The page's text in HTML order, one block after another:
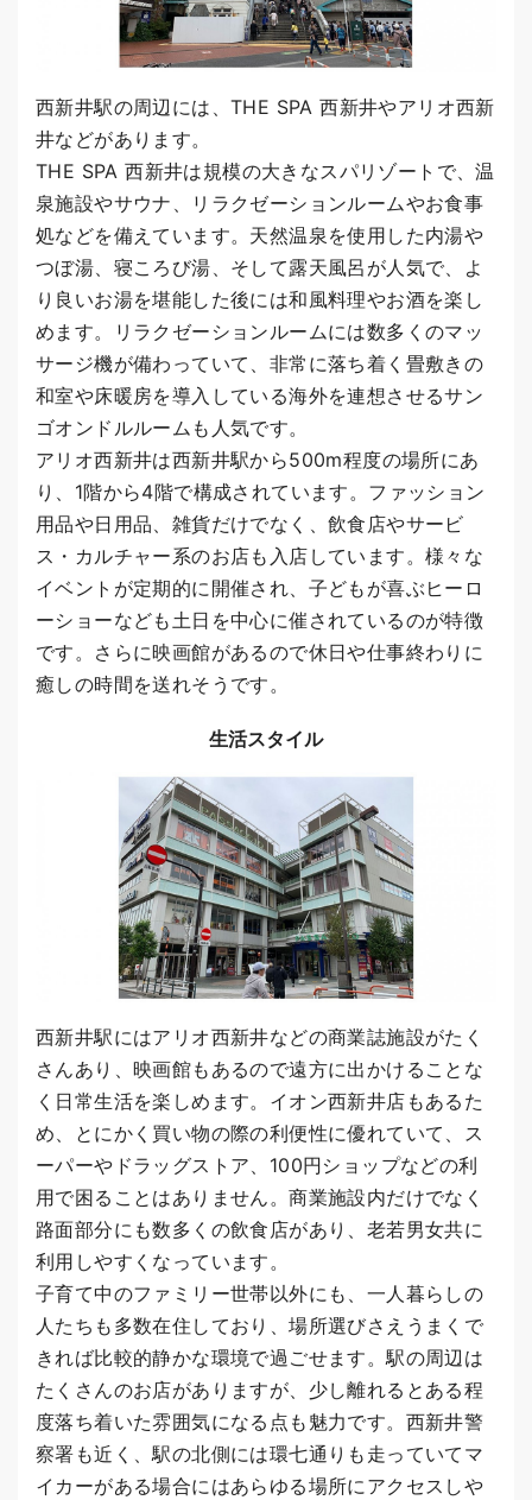
西新井駅の周辺には、THE SPA 西新井やアリオ西新
井などがあります。
THE SPA 西新井は規模の大きなスパリゾートで、温
泉施設やサウナ、リラクゼーションルームやお食事
処などを備えています。天然温泉を使用した内湯や
つぼ湯、寝ころび湯、そして露天風呂が人気で、よ
り良いお湯を堪能した後には和風料理やお酒を楽し
めます。リラクゼーションルームには数多くのマッ
サージ機が備わっていて、非常に落ち着く畳敷きの
和室や床暖房を導入している海外を連想させるサン
ゴオンドルルームも人気です。
アリオ西新井は西新井駅から500m程度の場所にあ
り、1階から4階で構成されています。ファッション
用品や日用品、雑貨だけでなく、飲食店やサービ
ス・カルチャー系のお店も入店しています。様々な
イベントが定期的に開催され、子どもが喜ぶヒーロ
ーショーなども土日を中心に催されているのが特徴
です。さらに映画館があるので休日や仕事終わりに
癒しの時間を送れそうです。
生活スタイル
西新井駅にはアリオ西新井などの商業誌施設がたく
さんあり、映画館もあるので遠方に出かけることな
く日常生活を楽しめます。イオン西新井店もあるた
め、とにかく買い物の際の利便性に優れていて、ス
ーパーやドラッグストア、100円ショップなどの利
用で困ることはありません。商業施設内だけでなく
路面部分にも数多くの飲食店があり、老若男女共に
利用しやすくなっています。
子育て中のファミリー世帯以外にも、一人暮らしの
人たちも多数在住しており、場所選びさえうまくで
きれば比較的静かな環境で過ごせます。駅の周辺は
たくさんのお店がありますが、少し離れるとある程
度落ち着いた雰囲気になる点も魅力です。西新井警
察署も近く、駅の北側には環七通りも走っていてマ
イカーがある場合にはあらゆる場所にアクセスしや